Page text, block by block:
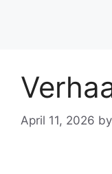
April 11, 2026 by